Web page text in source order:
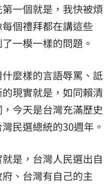
一個就是，我快被煩
個禮拜都在講這些
一模一樣的問題。
麼樣的言語辱罵、詆
現實就是，如同賴清
今天是台灣充滿歷史
民選總統的30週年。
是，台灣人民選出自
、台灣有自己的主